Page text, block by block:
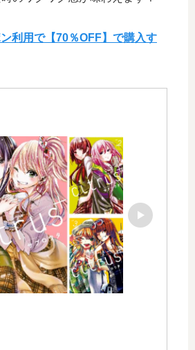
利用で【70％OFF】で購入す